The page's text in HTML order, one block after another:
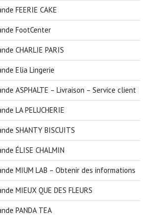
FEERIE CAKE
FootCenter
CHARLIE PARIS
Elia Lingerie
ASPHALTE – Livraison – Service client
LA PELUCHERIE
SHANTY BISCUITS
ÉLISE CHALMIN
MIUM LAB – Obtenir des informations
MIEUX QUE DES FLEURS
PANDA TEA